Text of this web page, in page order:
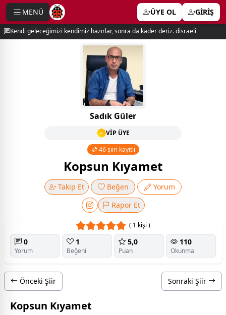
MENÜ ÜYE OL GİRİŞ
Kendi geleceğimizi kendimiz hazırlar, sonra da kader deriz. disraeli
Sadık Güler
VİP ÜYE
46 şiiri kayıtlı
Kopsun Kıyamet
Takip Et Beğen
Yorum
Rapor Et
( 1 kişi )
0
Yorum
1
Beğeni
5,0
Puan
110
Okunma
Önceki Şiir Sonraki Şiir
Kopsun Kıyamet
menu